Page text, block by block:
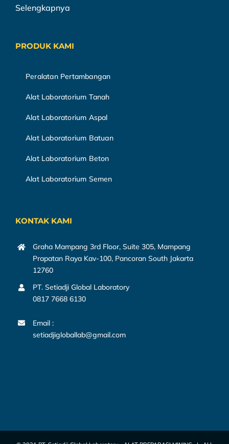
Selengkapnya
PRODUK KAMI
Peralatan Pertambangan
Alat Laboratorium Tanah
Alat Laboratorium Aspal
Alat Laboratorium Batuan
Alat Laboratorium Beton
Alat Laboratorium Semen
KONTAK KAMI
Graha Mampang 3rd Floor, Suite 305, Mampang
Prapatan Raya Kav-100, Pancoran South Jakarta
12760
PT. Setiadji Global Laboratory
0817 7668 6130
Email :
setiadjigloballab@gmail.com